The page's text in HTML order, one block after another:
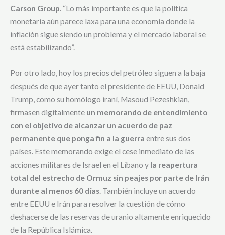
Carson Group. “Lo más importante es que la política
monetaria aún parece laxa para una economía donde la
inflación sigue siendo un problema y el mercado laboral se
está estabilizando”.
Por otro lado, hoy los precios del petróleo siguen a la baja
después de que ayer tanto el presidente de EEUU, Donald
Trump, como su homólogo iraní, Masoud Pezeshkian,
firmasen digitalmente un memorando de entendimiento
con el objetivo de alcanzar un acuerdo de paz
permanente que ponga fin a la guerra entre sus dos
países. Este memorando exige el cese inmediato de las
acciones militares de Israel en el Líbano y la reapertura
total del estrecho de Ormuz sin peajes por parte de Irán
durante al menos 60 días . También incluye un acuerdo
entre EEUU e Irán para resolver la cuestión de cómo
deshacerse de las reservas de uranio altamente enriquecido
de la República Islámica.